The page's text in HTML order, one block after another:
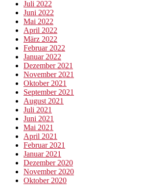
Juli 2022
Juni 2022
Mai 2022
April 2022
März 2022
Februar 2022
Januar 2022
Dezember 2021
November 2021
Oktober 2021
September 2021
August 2021
Juli 2021
Juni 2021
Mai 2021
April 2021
Februar 2021
Januar 2021
Dezember 2020
November 2020
Oktober 2020